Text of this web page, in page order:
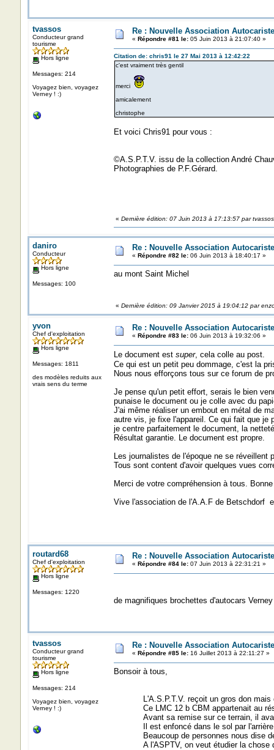
tvassos
Conducteur grand
tourisme
Hors ligne
Messages: 214
Voyagez bien, voyagez
Verney ! :)
Re : Nouvelle Association
« Répondre #81 le:05 Juin 2013 à 21:07:40 »
Citation de: chris91 le 27 Mai 2013 à 12:42:22
c'est vraiment très gentil
merci
amicalement
christophe
Et voici Chris91 pour vous :
©A.S.P.T.V. issu de la collection André
Photographies de P.F.Gérard.
« Dernière édition: 07 Juin 2013 à 17:13:57 par tvassos
daniro
Conducteur
Hors ligne
Messages: 100
Re : Nouvelle Association
« Répondre #82 le:06 Juin 2013 à 18:40:17 »
au mont Saint Michel
« Dernière édition: 09 Janvier 2015 à 19:04:12 par
yvon
Chef d'exploitation
Hors ligne
Messages: 1811
des modèles reduits aux
vrais sens du terme
Re : Nouvelle Association
« Répondre #83 le:06 Juin 2013 à 19:32:06 »
Le document est super, cela colle au post.
Ce qui est un petit peu dommage, c'est la
Nous nous efforçons tous sur ce forum de
Je pense qu'un petit effort, serais le bien
punaise le document ou je colle avec du
J'ai même réaliser un embout en métal de
autre vis, je fixe l'appareil. Ce qui fait que je
je centre parfaitement le document, la
Résultat garantie. Le document est propre.
Les journalistes de l'époque ne se réveillent
Tous sont content d'avoir quelques vues
Merci de votre compréhension à tous.
Vive l'association de l'A.A.F de Betschdorf
routard68
Chef d'exploitation
Hors ligne
Messages: 1220
Re : Nouvelle Association
« Répondre #84 le:07 Juin 2013 à 22:31:21 »
de magnifiques brochettes d'autocars
tvassos
Conducteur grand
tourisme
Hors ligne
Messages: 214
Voyagez bien, voyagez
Verney ! :)
Re : Nouvelle Association
« Répondre #85 le:16 Juillet 2013 à 22:11:27 »
Bonsoir à tous,
L'A.S.P.T.V. reçoit un gros don mais
Ce LMC 12 b CBM appartenait au
Avant sa remise sur ce terrain, il avait
Il est enfoncé dans le sol par l'arrière.
Beaucoup de personnes nous dise de
A l'ASPTV, on veut étudier la chose